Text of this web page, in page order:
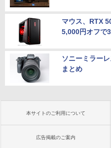
マウス、RTX
5,000円オフで
ソニーミラー
まとめ
本サイトのご利用について
広告掲載のご案内